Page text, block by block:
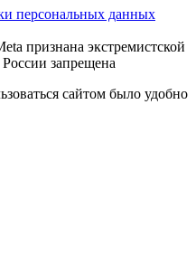
персональных данных
признана экстремистской
России запрещена
сайтом было удобно